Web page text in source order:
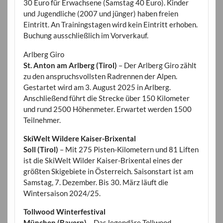
30 Euro für Erwachsene (Samstag 40 Euro). Kinder
und Jugendliche (2007 und jünger) haben freien
Eintritt. An Trainingstagen wird kein Eintritt erhoben.
Buchung ausschließlich im Vorverkauf.
Arlberg Giro
St. Anton am Arlberg (Tirol) – Der Arlberg Giro zählt
zu den anspruchsvollsten Radrennen der Alpen.
Gestartet wird am 3. August 2025 in Arlberg.
Anschließend führt die Strecke über 150 Kilometer
und rund 2500 Höhenmeter. Erwartet werden 1500
Teilnehmer.
SkiWelt Wildere Kaiser-Brixental
Soll (Tirol) – Mit 275 Pisten-Kilometern und 81 Liften
ist die SkiWelt Wilder Kaiser-Brixental eines der
größten Skigebiete in Österreich. Saisonstart ist am
Samstag, 7. Dezember. Bis 30. März läuft die
Wintersaison 2024/25.
Tollwood Winterfestival